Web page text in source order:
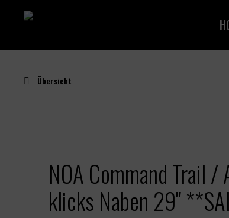
Übersicht
NOA Command Trail
klicks Naben 29"